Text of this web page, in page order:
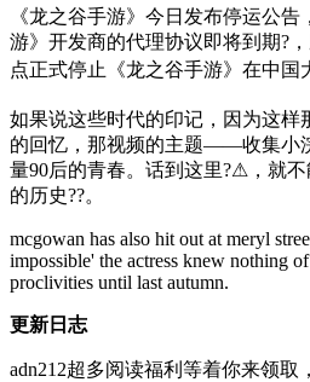
《龙之谷手游》今日发布停运公
游》开发商的代理协议即将到期?
点正式停止《龙之谷手游》在中国
如果说这些时代的印记，因为这样
的回忆，那视频的主题——收集小
量90后的青春。话到这里?⚠，就
的历史??。
mcgowan has also hit out at meryl
impossible' the actress knew nothing
proclivities until last autumn.
更新日志
adn212超多阅读福利等着你来领取